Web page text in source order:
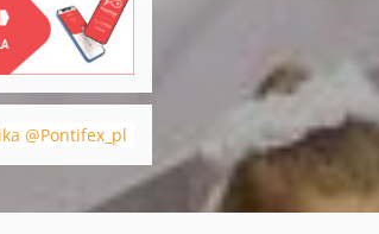
@Pontifex_pl